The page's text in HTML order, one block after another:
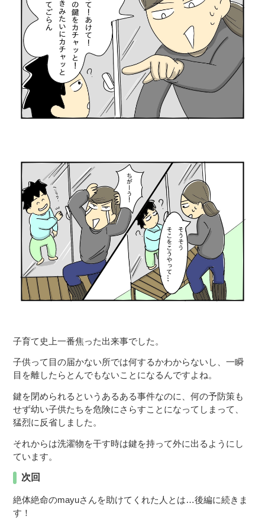
子育て史上一番焦った出来事でした。
子供って目の届かない所では何するかわからないし、一瞬
目を離したらとんでもないことになるんですよね。
鍵を閉められるというあるある事件なのに、何の予防策も
せず幼い子供たちを危険にさらすことになってしまって、
猛烈に反省しました。
それからは洗濯物を干す時は鍵を持って外に出るようにし
ています。
次回
絶体絶命のmayuさんを助けてくれた人とは…後編に続きま
す！